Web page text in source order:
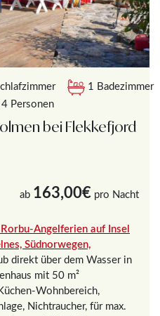
1 Badezimmer
Personen
bei Flekkefjord
ab 163,00€ pro Nacht
Angelferien auf Insel
Südnorwegen,
direkt über dem Wasser in
mit 50 m²
Wohnbereich,
Nichtraucher, für max.